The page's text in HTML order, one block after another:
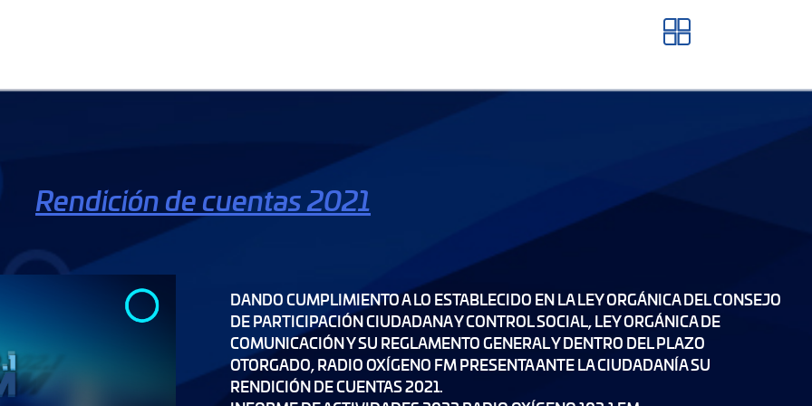
Rendición de cuentas 2021
DANDO CUMPLIMIENTO A LO ESTABLECIDO EN LA LEY ORGÁNICA DEL CONSEJO
DE PARTICIPACIÓN CIUDADANA Y CONTROL SOCIAL, LEY ORGÁNICA DE
COMUNICACIÓN Y SU REGLAMENTO GENERAL Y DENTRO DEL PLAZO
OTORGADO, RADIO OXÍGENO FM PRESENTA ANTE LA CIUDADANÍA SU
RENDICIÓN DE CUENTAS 2021.